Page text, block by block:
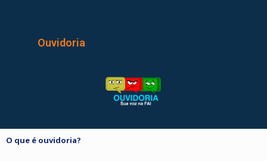
Ouvidoria
O que é ouvidoria?